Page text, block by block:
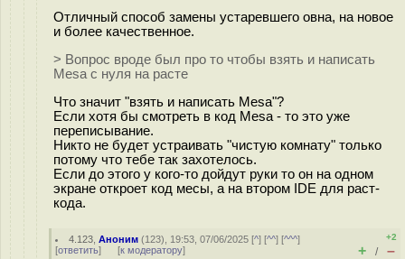
Отличный способ замены устаревшего овна, на новое
и более качественное.
> Вопрос вроде был про то чтобы взять и написать
Mesa с нуля на расте
Что значит "взять и написать Mesa"?
Если хотя бы смотреть в код Mesa - то это уже
переписывание.
Никто не будет устраивать "чистую комнату" только
потому что тебе так захотелось.
Если до этого у кого-то дойдут руки то он на одном
экране откроет код месы, а на втором IDE для раст-
кода.
4.123 ,Аноним (123), 19:53, 07/06/2025 [^] [^^] [^^^]
[ответить] [к модератору]
+2
+ / –